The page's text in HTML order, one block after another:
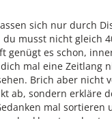
sich nur durch
musst nicht gleich
genügt es schon,
mal eine Zeitlang
Brich aber nicht
ab, sondern erkläre
mal sortieren